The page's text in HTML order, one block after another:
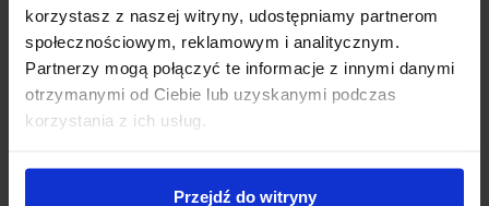
korzystasz z naszej witryny, udostępniamy partnerom
społecznościowym, reklamowym i analitycznym.
Partnerzy mogą połączyć te informacje z innymi danymi
otrzymanymi od Ciebie lub uzyskanymi podczas
korzystania z ich usług.
Przejdź do witryny